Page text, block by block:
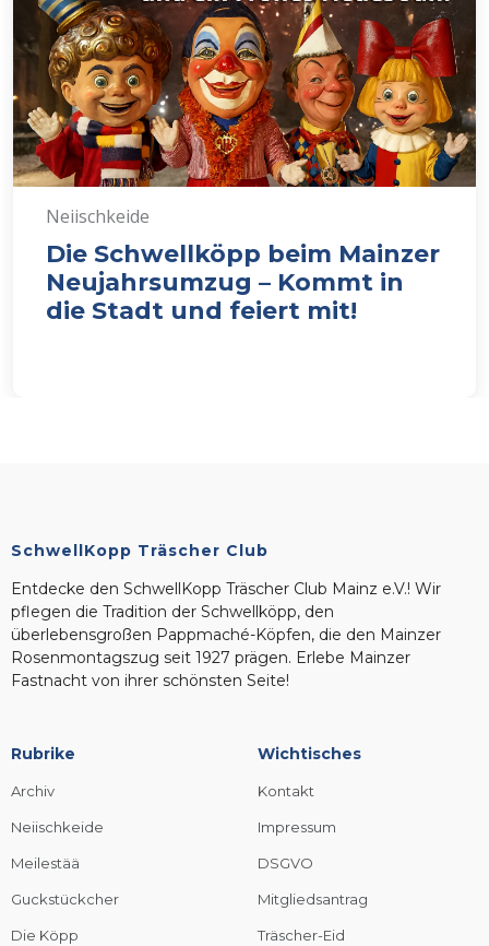
Neiischkeide
Die Schwellköpp beim Mainzer
Neujahrsumzug – Kommt in
die Stadt und feiert mit!
SchwellKopp Träscher Club
Entdecke den SchwellKopp Träscher Club Mainz e.V.! Wir
pflegen die Tradition der Schwellköpp, den
überlebensgroßen Pappmaché-Köpfen, die den Mainzer
Rosenmontagszug seit 1927 prägen. Erlebe Mainzer
Fastnacht von ihrer schönsten Seite!
Rubrike
Archiv
Neiischkeide
Meilestää
Guckstückcher
Die Köpp
Wichtisches
Kontakt
Impressum
DSGVO
Mitgliedsantrag
Träscher-Eid